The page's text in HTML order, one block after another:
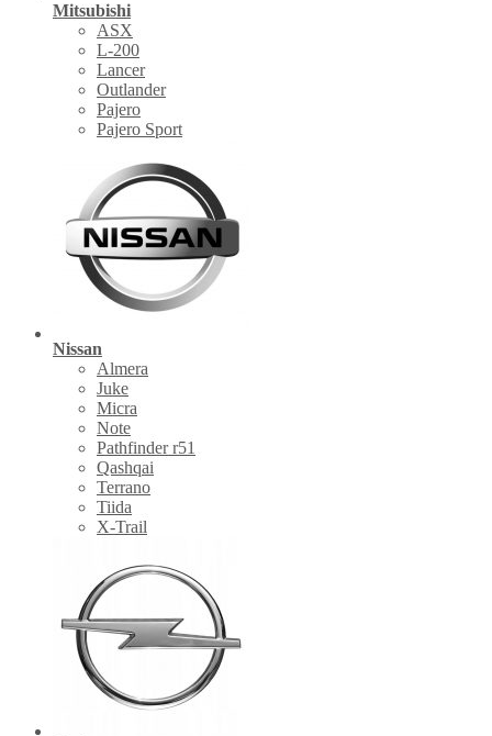
Mitsubishi
ASX
L-200
Lancer
Outlander
Pajero
Pajero Sport
Nissan
Almera
Juke
Micra
Note
Pathfinder r51
Qashqai
Terrano
Tiida
X-Trail